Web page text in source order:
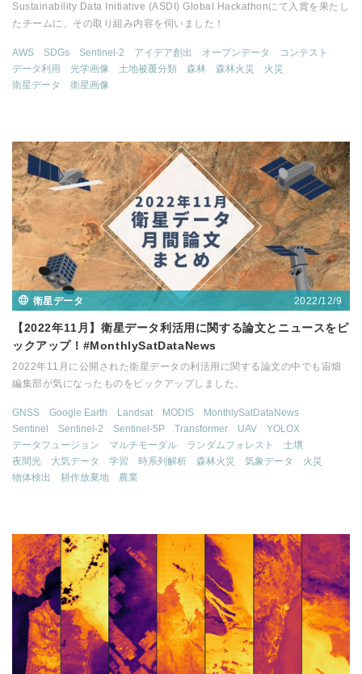
Sustainability Data Initiative (ASDI) Global Hackathonにて入賞を果たし
たチームに、その取り組み内容を伺いました！
AWS SDGs Sentinel-2 アイデア創出 オープンデータ
コンテスト
データ利用
光学画像 土地被覆分類 森林 森林火災
火災
衛星データ
衛星画像
衛星データ 2022/12/9
【2022年11月】衛星データ利活用に関する論文とニュースをピ
ックアップ！#MonthlySatDataNews
2022年11月に公開された衛星データの利活用に関する論文の中でも宙畑
編集部が気になったものをピックアップしました。
GNSS Google Earth Landsat MODIS
MonthlySatDataNews
Sentinel
Sentinel-2 Sentinel-5P Transformer UAV
YOLOX
データフュージョン
マルチモーダル ランダムフォレスト
土壌
夜間光
大気データ 学習 時系列解析 森林火災 気象データ
火災
物体検出
耕作放棄地 農業